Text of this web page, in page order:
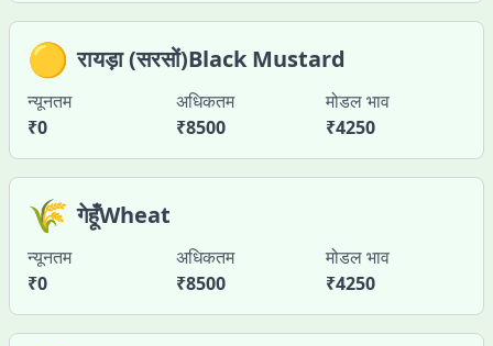
🟡 रायड़ा (सरसों)Black Mustard
न्यूनतम
₹0
अधिकतम
₹8500
मोडल भाव
₹4250
🌾 गेहूँWheat
न्यूनतम
₹0
अधिकतम
₹8500
मोडल भाव
₹4250